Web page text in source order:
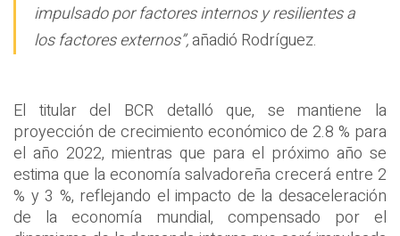
impulsado por factores internos y resilientes a
los factores externos”,añadió Rodríguez.
El titular del BCR detalló que, se mantiene la
proyección de crecimiento económico de 2.8 % para
el año 2022, mientras que para el próximo año se
estima que la economía salvadoreña crecerá entre 2
% y 3 %, reflejando el impacto de la desaceleración
de la economía mundial, compensado por el